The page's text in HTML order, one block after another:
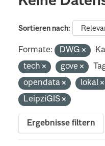
Sortieren nach
Formate: DWG
tech
gove
opendata
lokal
LeipziGIS
Ergebnisse filtern